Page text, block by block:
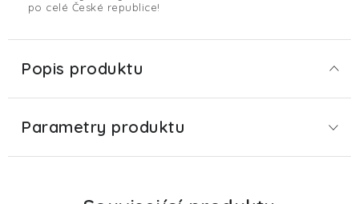
po celé České republice!
Popis produktu
Parametry produktu